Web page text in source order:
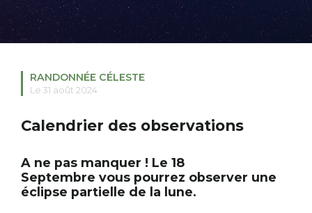
ROSÉE DE MAI
S'INSCRIRE À LA NEWSLETTER
RANDONNÉE CÉLESTE
Le 31 août 2024
Calendrier des observations
A ne pas manquer ! Le 18
Septembre vous pourrez observer une
éclipse partielle de la lune.